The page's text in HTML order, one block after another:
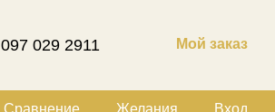
097 029 2911 Мой заказ
Сравнение Желания Вход